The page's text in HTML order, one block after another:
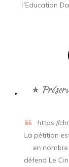
l’Education
★
https://
La pétition
en
défend Le